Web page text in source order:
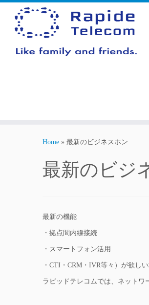
Skip
content
Home » 最新のビジネスホン
最新のビジ
最新の機能
・拠点間内線接続
・スマートフォン活用
・CTI・CRM・IVR等々）が欲しい
ラピッドテレコムでは、ネットワ